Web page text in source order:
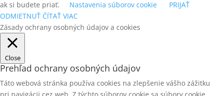
ak si budete priať.
Nastavenia súborov cookie
PRIJAŤ
ODMIETNUŤ ČÍTAŤ VIAC
Zásady ochrany osobných údajov a cookies
Close
Prehľad ochrany osobných údajov
Táto webová stránka používa cookies na zlepšenie vášho zážitku